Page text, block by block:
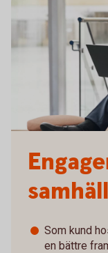
Som kund
en bättre